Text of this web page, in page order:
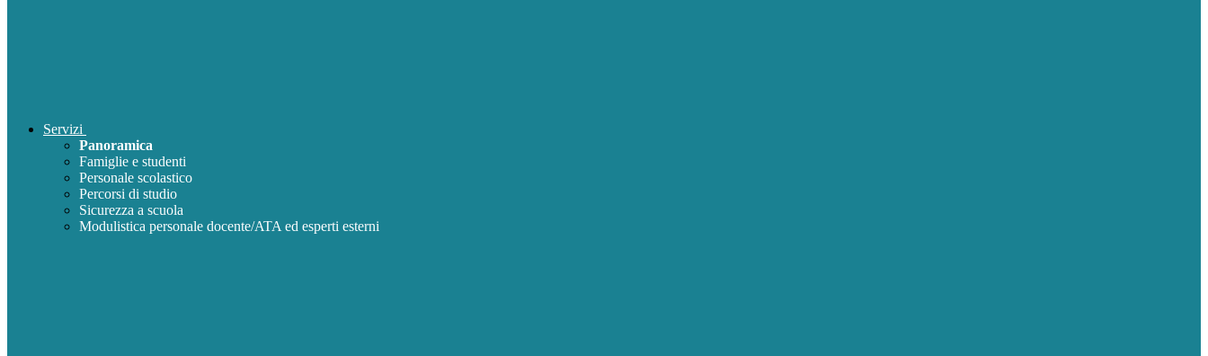
Servizi
Panoramica
Famiglie e studenti
Personale scolastico
Percorsi di studio
Sicurezza a scuola
Modulistica personale docente/ATA ed esperti esterni